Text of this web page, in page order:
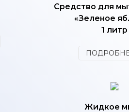
Средство для
«Зеленое
1 литр
Жидкое